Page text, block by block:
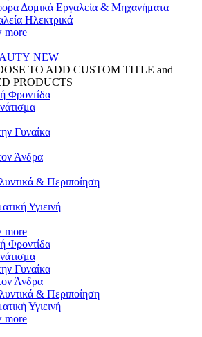
Δομικά Εργαλεία & Μηχανήματα
Ηλεκτρικά
more
NEW
TO ADD CUSTOM TITLE and
PRODUCTS
Φροντίδα
Γυναίκα
Άνδρα
& Περιποίηση
Υγιεινή
more
Φροντίδα
Γυναίκα
Άνδρα
& Περιποίηση
Υγιεινή
more